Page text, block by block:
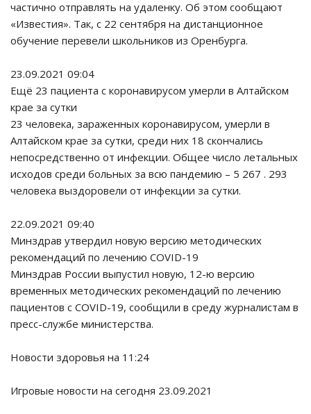
частично отправлять на удаленку. Об этом сообщают
«Известия». Так, с 22 сентября на дистанционное
обучение перевели школьников из Оренбурга.
23.09.2021 09:04
Ещё 23 пациента с коронавирусом умерли в Алтайском
крае за сутки
23 человека, зараженных коронавирусом, умерли в
Алтайском крае за сутки, среди них 18 скончались
непосредственно от инфекции. Общее число летальных
исходов среди больных за всю пандемию – 5 267 . 293
человека выздоровели от инфекции за сутки.
22.09.2021 09:40
Минздрав утвердил новую версию методических
рекомендаций по лечению COVID-19
Минздрав России выпустил новую, 12-ю версию
временных методических рекомендаций по лечению
пациентов с COVID-19, сообщили в среду журналистам в
пресс-службе министерства.
Новости здоровья на 11:24
Игровые новости на сегодня 23.09.2021